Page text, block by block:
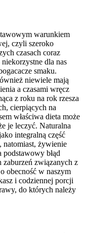
warunkiem
czyli szeroko
czasach coraz
dla nas
smaku.
niewiele mają
a czasami wręcz
z roku na rok rzesza
cierpiących na
właściwa dieta może
je leczyć. Naturalna
integralną część
natomiast, żywienie
podstawowy błąd
zaburzeń związanych z
obecność w naszym
i codziennej porcji
do których należy